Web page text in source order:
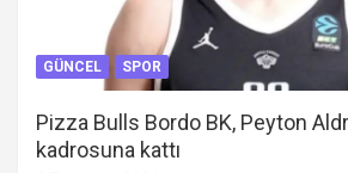
GÜNCEL SPOR
Pizza Bulls Bordo BK, Peyton
kadrosuna kattı